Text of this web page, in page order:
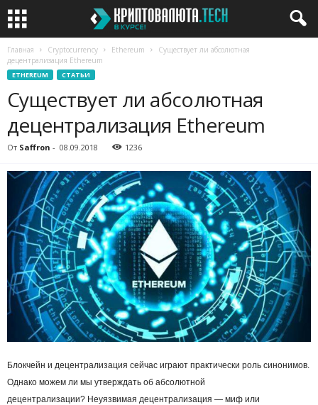
Главная Cryptocurrency Ethereum
Существует ли абсолютная
децентрализация Ethereum
ETHEREUM СТАТЬИ
Существует ли абсолютная
децентрализация Ethereum
От Saffron - 08.09.2018 1236
Блокчейн и децентрализация сейчас играют практически роль синонимов.
Однако можем ли мы утверждать об абсолютной
децентрализации? Неуязвимая децентрализация — миф или